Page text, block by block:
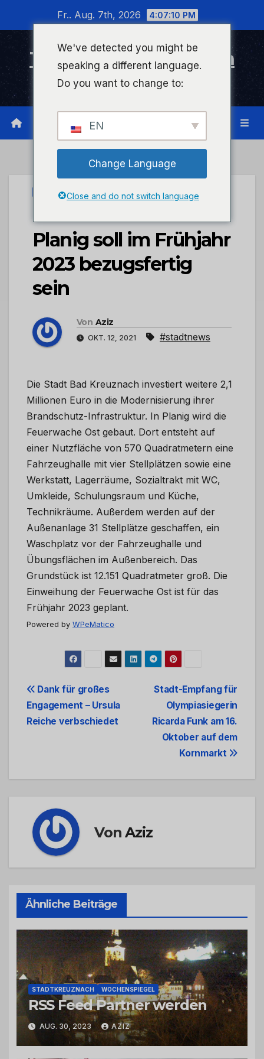
wechseln
Fr.. Aug. 7th, 2026 4:07:10 PM
Timeline Bad Kreuznach
Infonetzwerk für Bad Kreuznach
STADTKREUZNACH
Feuerwehr Ost in
Planig soll im Frühjahr
2023 bezugsfertig
sein
Von Aziz
OKT. 12, 2021 #stadtnews
Die Stadt Bad Kreuznach investiert weitere 2,1
Millionen Euro in die Modernisierung ihrer
Brandschutz-Infrastruktur. In Planig wird die
Feuerwache Ost gebaut. Dort entsteht auf
einer Nutzfläche von 570 Quadratmetern eine
Fahrzeughalle mit vier Stellplätzen sowie eine
Werkstatt, Lagerräume, Sozialtrakt mit WC,
Umkleide, Schulungsraum und Küche,
Technikräume. Außerdem werden auf der
Außenanlage 31 Stellplätze geschaffen, ein
Waschplatz vor der Fahrzeughalle und
Übungsflächen im Außenbereich. Das
Grundstück ist 12.151 Quadratmeter groß. Die
Einweihung der Feuerwache Ost ist für das
Frühjahr 2023 geplant.
Powered by WPeMatico
Beitrags-
Navigation
Stadt-Empfang für
Olympiasiegerin
Ricarda Funk am 16.
Oktober auf dem
Kornmarkt
Dank für großes
Engagement – Ursula
Reiche verbschiedet
VonAziz
Ähnliche Beiträge
STADTKREUZNACH WOCHENSPIEGEL
RSS Feed Partner werden
AUG. 30, 2023 AZIZ
We've detected you might be
speaking a different language.
Do you want to change to:
EN
Change Language
Close and do not switch language